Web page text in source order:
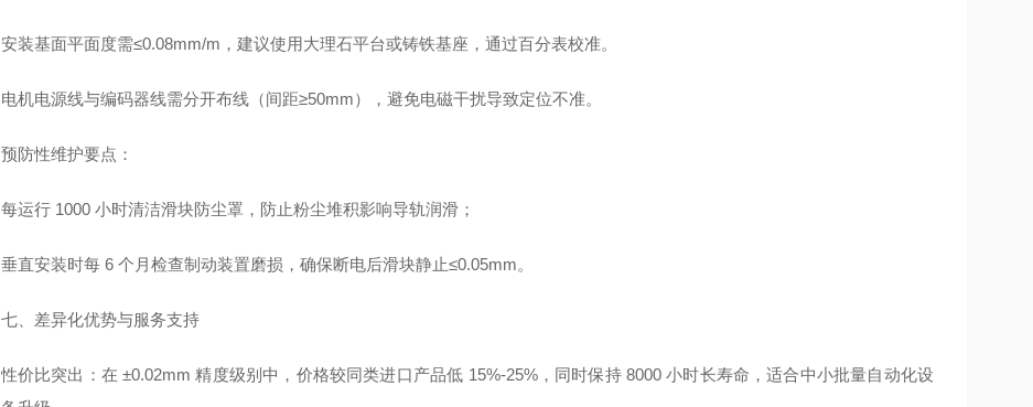
安装基面平面度需≤0.08mm/m，建议使用大理石平台或铸铁基座，通过百分表校准。
电机电源线与编码器线需分开布线（间距≥50mm），避免电磁干扰导致定位不准。
预防性维护要点：
每运行 1000 小时清洁滑块防尘罩，防止粉尘堆积影响导轨润滑；
垂直安装时每 6 个月检查制动装置磨损，确保断电后滑块静止≤0.05mm。
七、差异化优势与服务支持
性价比突出：在 ±0.02mm 精度级别中，价格较同类进口产品低 15%-25%，同时保持 8000 小时长寿命，适合中小批量自动化设